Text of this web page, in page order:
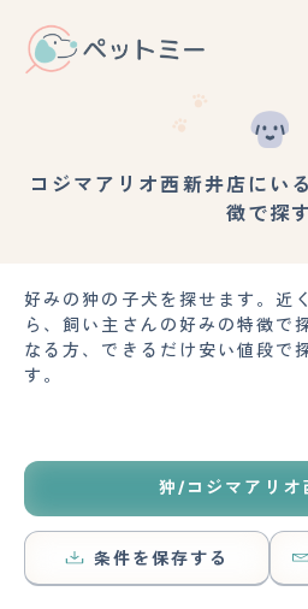
コジマアリオ西新井店にい
徴で探
好みの狆の子犬を探せます。近
ら、飼い主さんの好みの特徴で
なる方、できるだけ安い値段で
す。
狆/コジマアリオ
条件を保存する